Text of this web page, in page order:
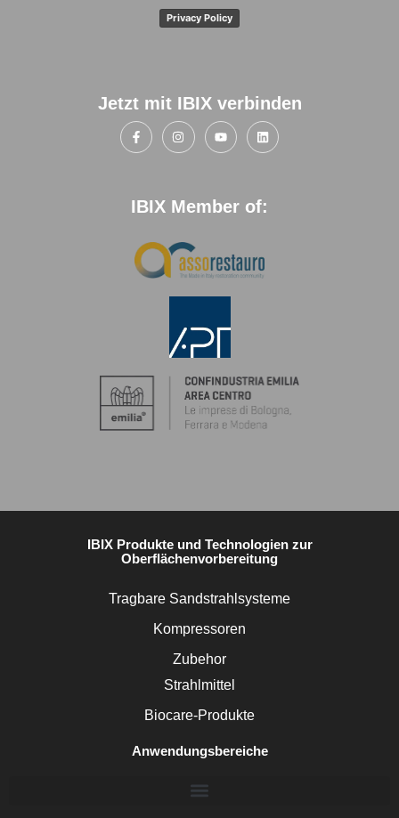
Privacy Policy
Jetzt mit IBIX verbinden
IBIX Member of:
IBIX Produkte und Technologien zur
Oberflächenvorbereitung
Tragbare Sandstrahlsysteme
Kompressoren
Zubehor
Strahlmittel
Biocare-Produkte
Anwendungsbereiche